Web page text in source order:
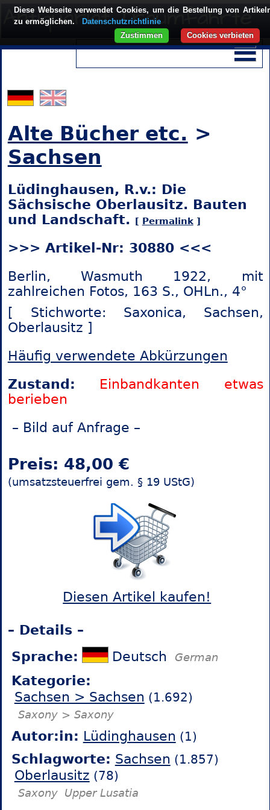
Alte Bücher etc. >
Sachsen
Lüdinghausen, R.v.: Die
Sächsische Oberlausitz. Bauten
und Landschaft. [ Permalink]
>>> Artikel-Nr: 30880 <<<
Berlin, Wasmuth 1922, mit
zahlreichen Fotos, 163 S., OHLn., 4°
[ Stichworte: Saxonica, Sachsen,
Oberlausitz ]
Häufig verwendete Abkürzungen
Zustand:
Einbandkanten etwas
berieben
– Bild auf Anfrage –
Preis: 48,00 €
(umsatzsteuerfrei gem. § 19 UStG)
Diesen Artikel kaufen!
– Details –
Sprache:
Deutsch German
Kategorie:
Sachsen > Sachsen (1.692)
Saxony > Saxony
Autor:in: Lüdinghausen (1)
Schlagworte: Sachsen (1.857)
Oberlausitz (78)
Saxony Upper Lusatia
Diese Webseite verwendet Cookies, um die Bestellung von
zu ermöglichen.
Datenschutzrichtlinie
Cookies verbieten
Zustimmen